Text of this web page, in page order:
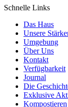
Schnelle Links
Das Haus
Unsere
Umgebung
Über Uns
Kontakt
Verfügbarkeit
Journal
Die
Exklusive
Kompostieren